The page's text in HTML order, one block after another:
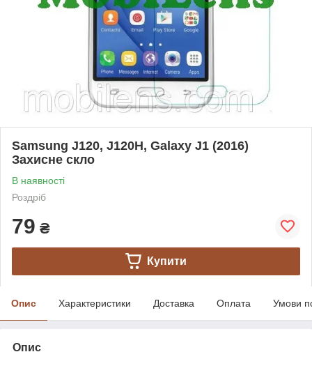
Samsung J120, J120H, Galaxy J1 (2016)
Захисне скло
В наявності
Роздріб
79 ₴
Купити
Опис Характеристики Доставка Оплата Умови
Опис